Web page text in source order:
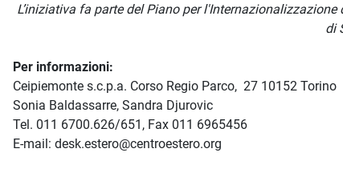
L’iniziativa fa parte del Piano per
di
Per informazioni:
Ceipiemonte s.c.p.a. Corso Regio Parco, 27 10152 Torino
Sonia Baldassarre, Sandra Djurovic
Tel. 011 6700.626/651, Fax 011 6965456
E-mail: desk.estero@centroestero.org